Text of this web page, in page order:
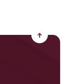
Back